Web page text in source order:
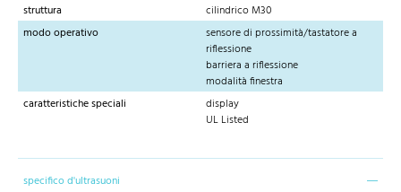
struttura
cilindrico M30
modo operativo
sensore di prossimità/tastatore a
riflessione
barriera a riflessione
modalità finestra
caratteristiche speciali
display
UL Listed
specifico d'ultrasuoni